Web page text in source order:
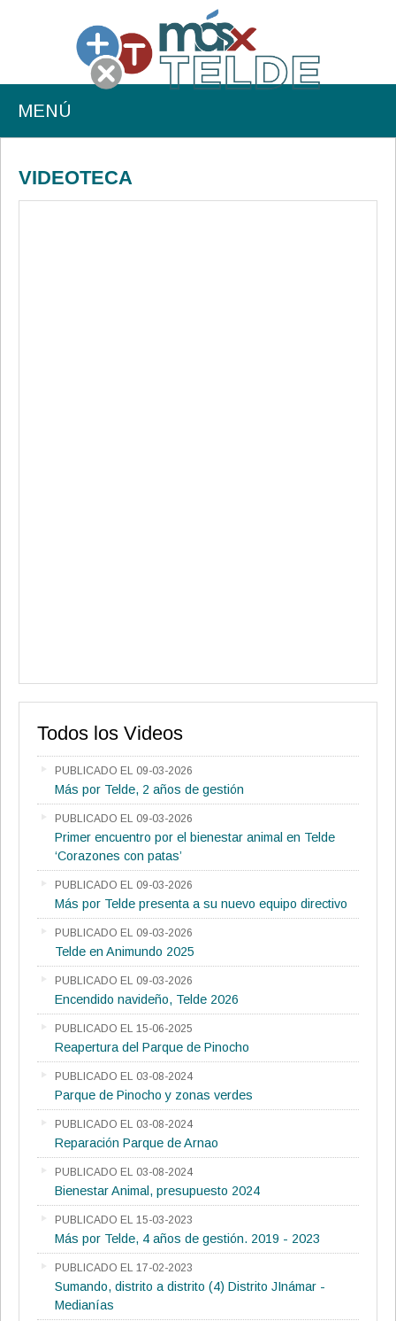
MENÚ
VIDEOTECA
Todos los Videos
PUBLICADO EL 09-03-2026
Más por Telde, 2 años de gestión
PUBLICADO EL 09-03-2026
Primer encuentro por el bienestar animal en Telde
‘Corazones con patas’
PUBLICADO EL 09-03-2026
Más por Telde presenta a su nuevo equipo directivo
PUBLICADO EL 09-03-2026
Telde en Animundo 2025
PUBLICADO EL 09-03-2026
Encendido navideño, Telde 2026
PUBLICADO EL 15-06-2025
Reapertura del Parque de Pinocho
PUBLICADO EL 03-08-2024
Parque de Pinocho y zonas verdes
PUBLICADO EL 03-08-2024
Reparación Parque de Arnao
PUBLICADO EL 03-08-2024
Bienestar Animal, presupuesto 2024
PUBLICADO EL 15-03-2023
Más por Telde, 4 años de gestión. 2019 - 2023
PUBLICADO EL 17-02-2023
Sumando, distrito a distrito (4) Distrito JInámar -
Medianías